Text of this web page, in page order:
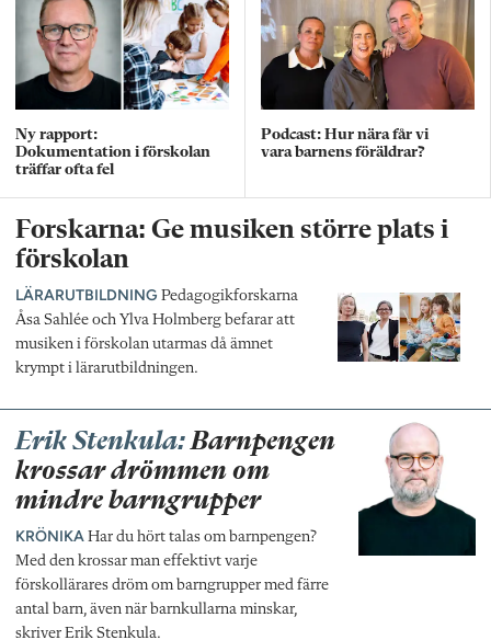
Ny rapport:
Dokumentation i förskolan
träffar ofta fel
Podcast: Hur nära får vi
vara barnens föräldrar?
Forskarna: Ge musiken större plats i
förskolan
LÄRARUTBILDNING Pedagogikforskarna
Åsa Sahlée och Ylva Holmberg befarar att
musiken i förskolan utarmas då ämnet
krympt i lärarutbildningen.
Erik Stenkula:Barnpengen
krossar drömmen om
mindre barngrupper
KRÖNIKA Har du hört talas om barnpengen?
Med den krossar man effektivt varje
förskollärares dröm om barngrupper med färre
antal barn, även när barnkullarna minskar,
skriver Erik Stenkula.